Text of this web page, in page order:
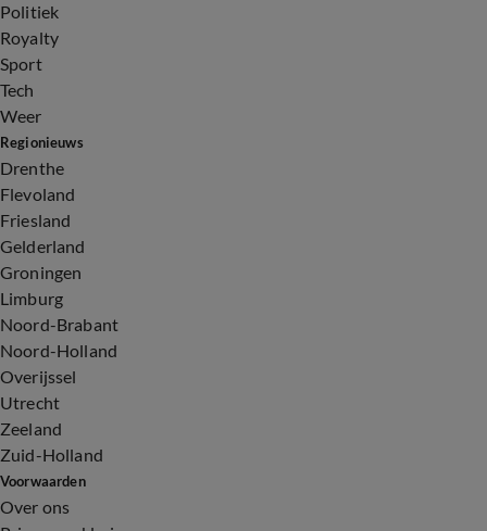
Politiek
Royalty
Sport
Tech
Weer
Regionieuws
Drenthe
Flevoland
Friesland
Gelderland
Groningen
Limburg
Noord-Brabant
Noord-Holland
Overijssel
Utrecht
Zeeland
Zuid-Holland
Voorwaarden
Over ons